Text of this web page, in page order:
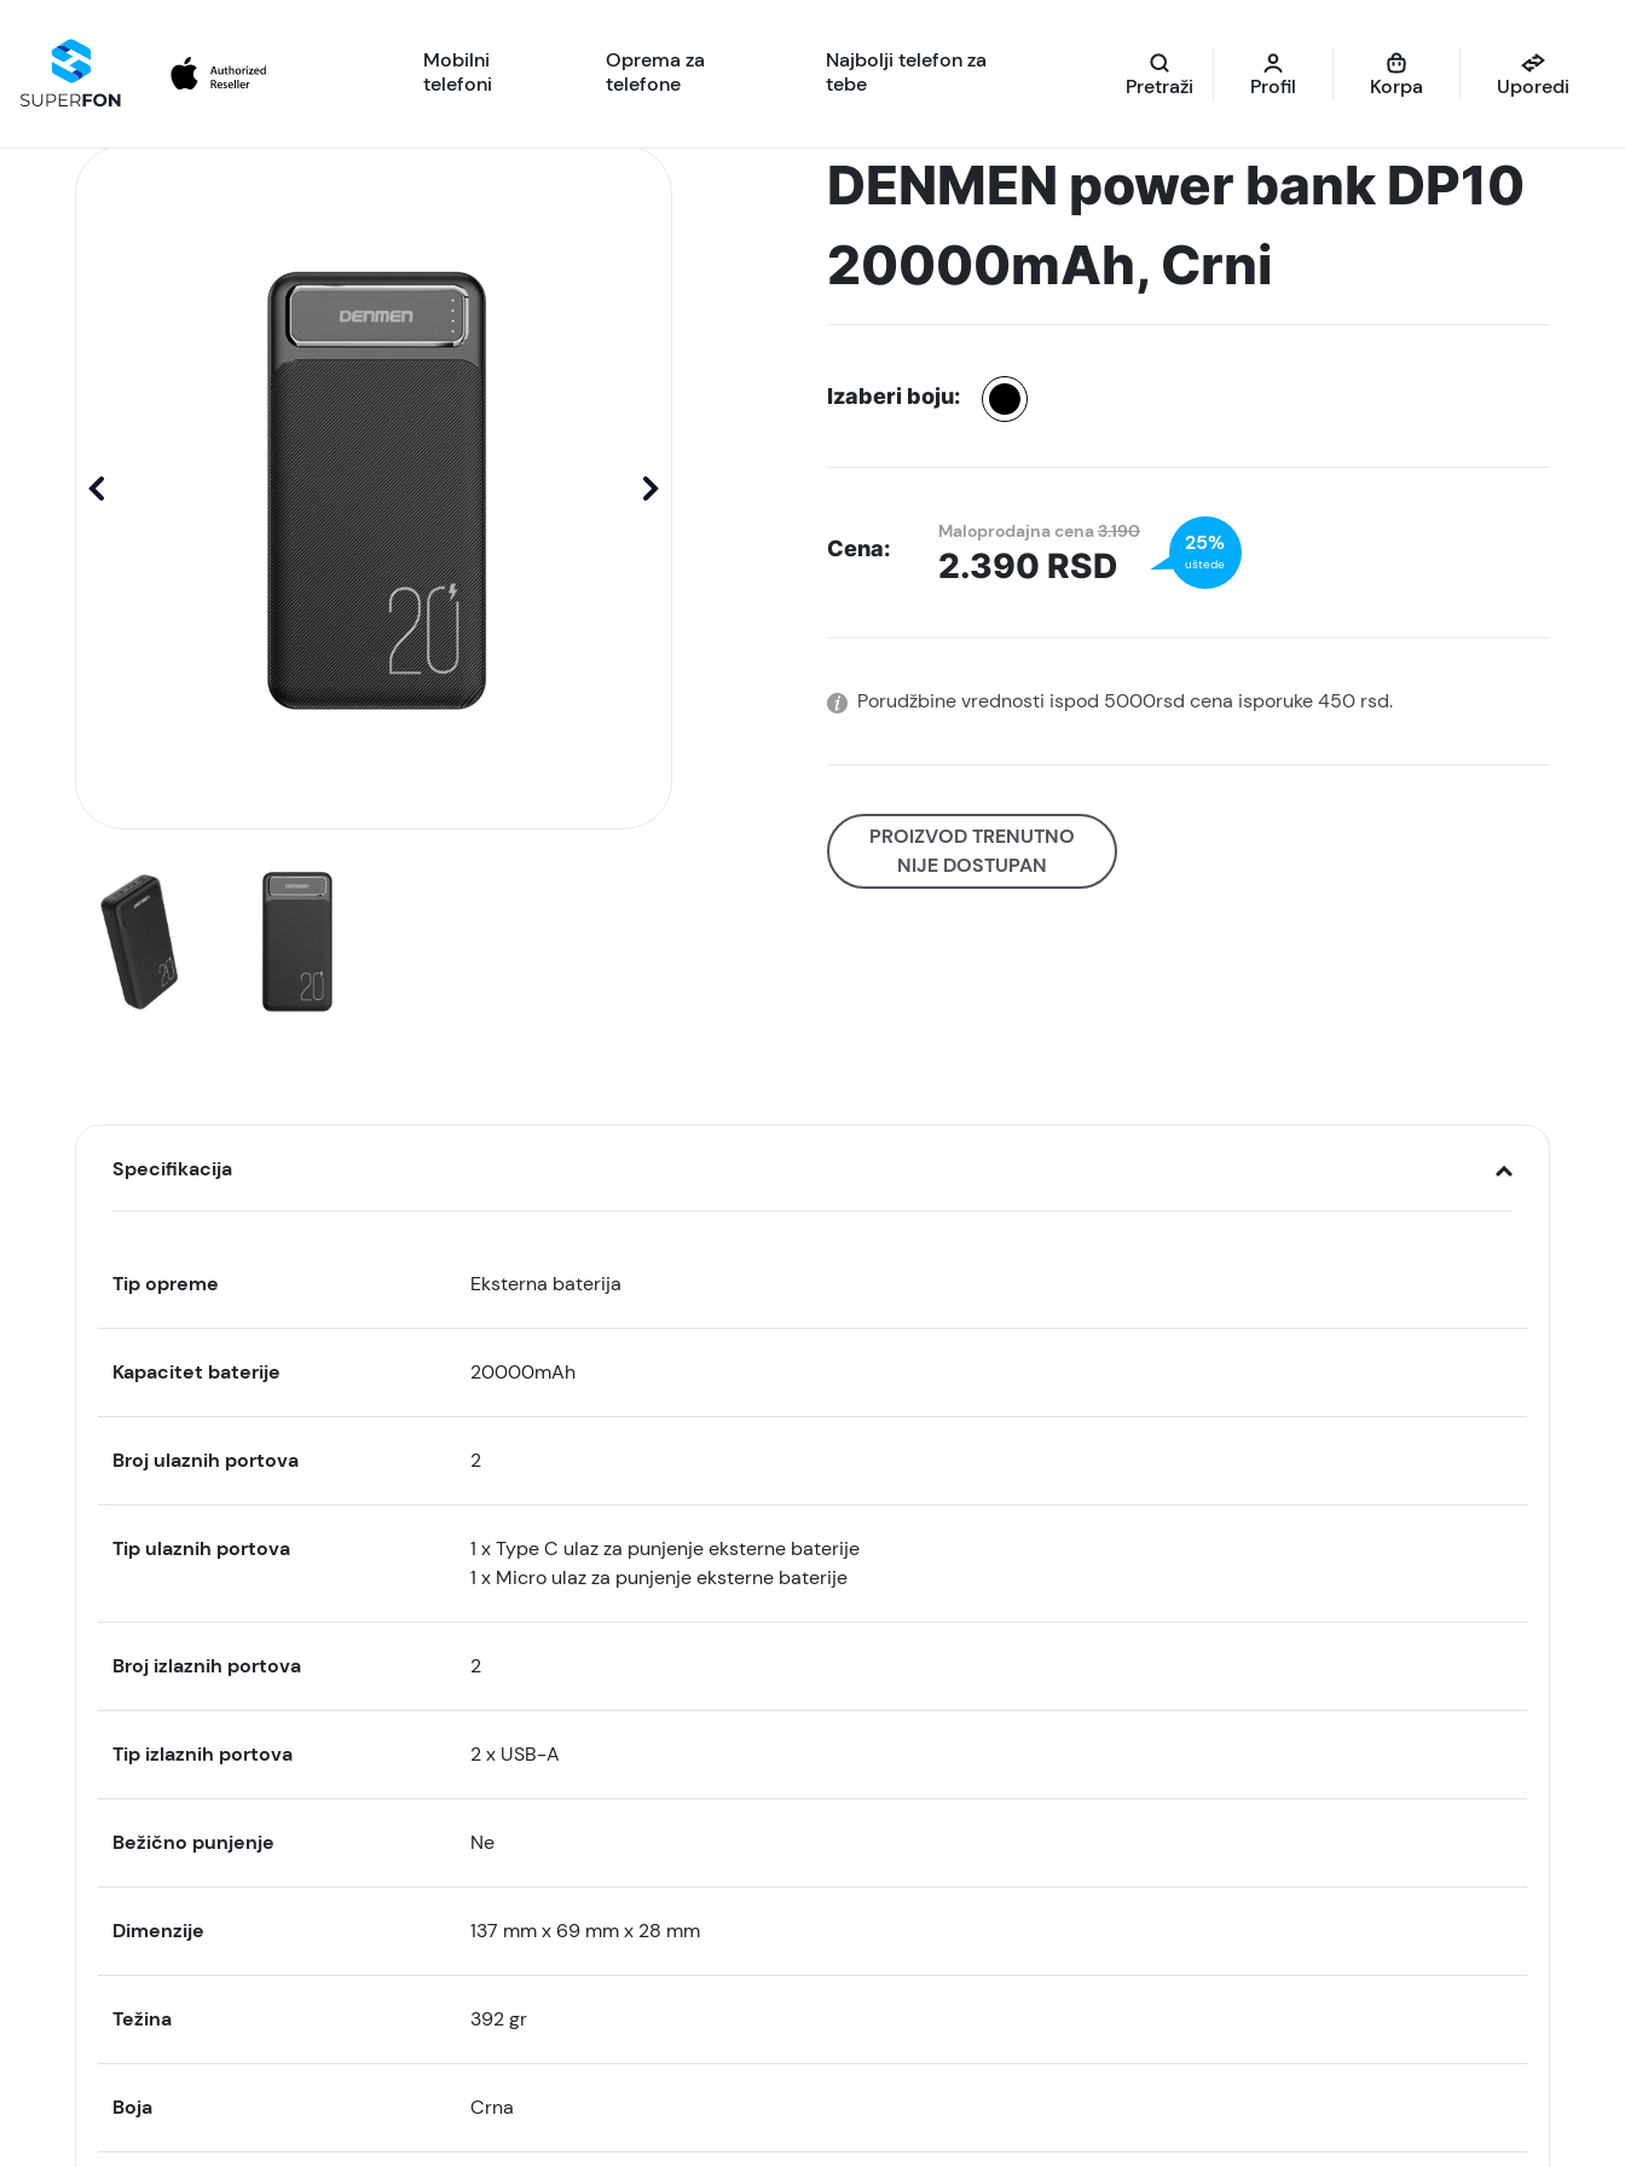
Mobilni
telefoni
Oprema za
telefone
Najbolji telefon za
tebe
Pretraži Profil Korpa Uporedi
DENMEN power bank DP10
20000mAh, Crni
Izaberi boju:
Cena:
Maloprodajna cena3.190
2.390 RSD
25%
uštede
Porudžbine vrednosti ispod 5000rsd cena isporuke 450 rsd.
PROIZVOD TRENUTNO
NIJE DOSTUPAN
Specifikacija
Tip opreme Eksterna baterija
Kapacitet baterije 20000mAh
Broj ulaznih portova 2
Tip ulaznih portova
1 x Type C ulaz za punjenje eksterne baterije
1 x Micro ulaz za punjenje eksterne baterije
Broj izlaznih portova 2
Tip izlaznih portova 2 x USB-A
Bežično punjenje Ne
Dimenzije 137 mm x 69 mm x 28 mm
Težina 392 gr
Boja Crna